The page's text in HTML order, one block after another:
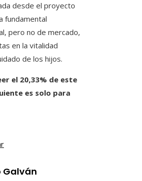
desde el proyecto
fundamental
pero no de mercado,
en la vitalidad
de los hijos.
el 20,33% de este
es solo para
Galván